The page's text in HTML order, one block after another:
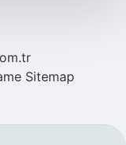
Sitemap